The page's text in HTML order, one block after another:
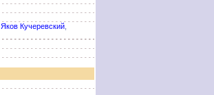
Яков Кучеревский